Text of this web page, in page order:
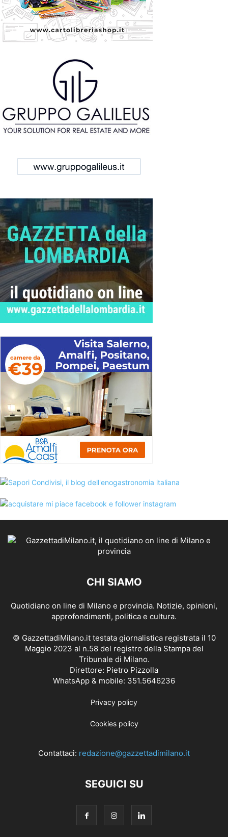
CHI SIAMO
Quotidiano on line di Milano e provincia. Notizie, opinioni,
approfondimenti, politica e cultura.
© GazzettadiMilano.it testata giornalistica registrata il 10
Maggio 2023 al n.58 del registro della Stampa del
Tribunale di Milano.
Direttore: Pietro Pizzolla
WhatsApp & mobile: 351.5646236
Privacy policy
Cookies policy
Contattaci: redazione@gazzettadimilano.it
SEGUICI SU